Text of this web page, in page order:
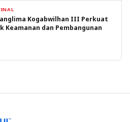
Kogabwilhan III Perkuat
Keamanan dan Pembangunan